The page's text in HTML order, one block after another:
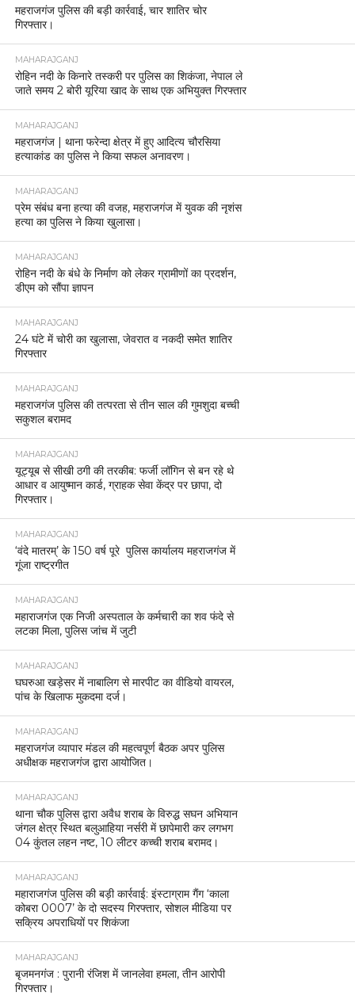
महराजगंज पुलिस की बड़ी कार्रवाई, चार शातिर चोर
गिरफ्तार।
MAHARAJGANJ
रोहिन नदी के किनारे तस्करी पर पुलिस का शिकंजा, नेपाल ले
जाते समय 2 बोरी यूरिया खाद के साथ एक अभियुक्त गिरफ्तार
MAHARAJGANJ
महराजगंज | थाना फरेन्दा क्षेत्र में हुए आदित्य चौरसिया
हत्याकांड का पुलिस ने किया सफल अनावरण।
MAHARAJGANJ
प्रेम संबंध बना हत्या की वजह, महराजगंज में युवक की नृशंस
हत्या का पुलिस ने किया खुलासा।
MAHARAJGANJ
रोहिन नदी के बंधे के निर्माण को लेकर ग्रामीणों का प्रदर्शन,
डीएम को सौंपा ज्ञापन
MAHARAJGANJ
24 घंटे में चोरी का खुलासा, जेवरात व नकदी समेत शातिर
गिरफ्तार
MAHARAJGANJ
महराजगंज पुलिस की तत्परता से तीन साल की गुमशुदा बच्ची
सकुशल बरामद
MAHARAJGANJ
यूट्यूब से सीखी ठगी की तरकीब: फर्जी लॉगिन से बन रहे थे
आधार व आयुष्मान कार्ड, ग्राहक सेवा केंद्र पर छापा, दो
गिरफ्तार।
MAHARAJGANJ
‘वंदे मातरम्’ के 150 वर्ष पूरे पुलिस कार्यालय महराजगंज में
गूंजा राष्ट्रगीत
MAHARAJGANJ
महाराजगंज एक निजी अस्पताल के कर्मचारी का शव फंदे से
लटका मिला, पुलिस जांच में जुटी
MAHARAJGANJ
घघरुआ खड़ेसर में नाबालिग से मारपीट का वीडियो वायरल,
पांच के खिलाफ मुकदमा दर्ज।
MAHARAJGANJ
महराजगंज व्यापार मंडल की महत्वपूर्ण बैठक अपर पुलिस
अधीक्षक महराजगंज द्वारा आयोजित।
MAHARAJGANJ
थाना चौक पुलिस द्वारा अवैध शराब के विरुद्ध सघन अभियान
जंगल क्षेत्र स्थित बलुआहिया नर्सरी में छापेमारी कर लगभग
04 कुंतल लहन नष्ट, 10 लीटर कच्ची शराब बरामद।
MAHARAJGANJ
महाराजगंज पुलिस की बड़ी कार्रवाई: इंस्टाग्राम गैंग ‘काला
कोबरा 0007’ के दो सदस्य गिरफ्तार, सोशल मीडिया पर
सक्रिय अपराधियों पर शिकंजा
MAHARAJGANJ
बृजमनगंज : पुरानी रंजिश में जानलेवा हमला, तीन आरोपी
गिरफ्तार।